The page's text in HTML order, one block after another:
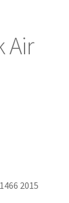
Air
2015